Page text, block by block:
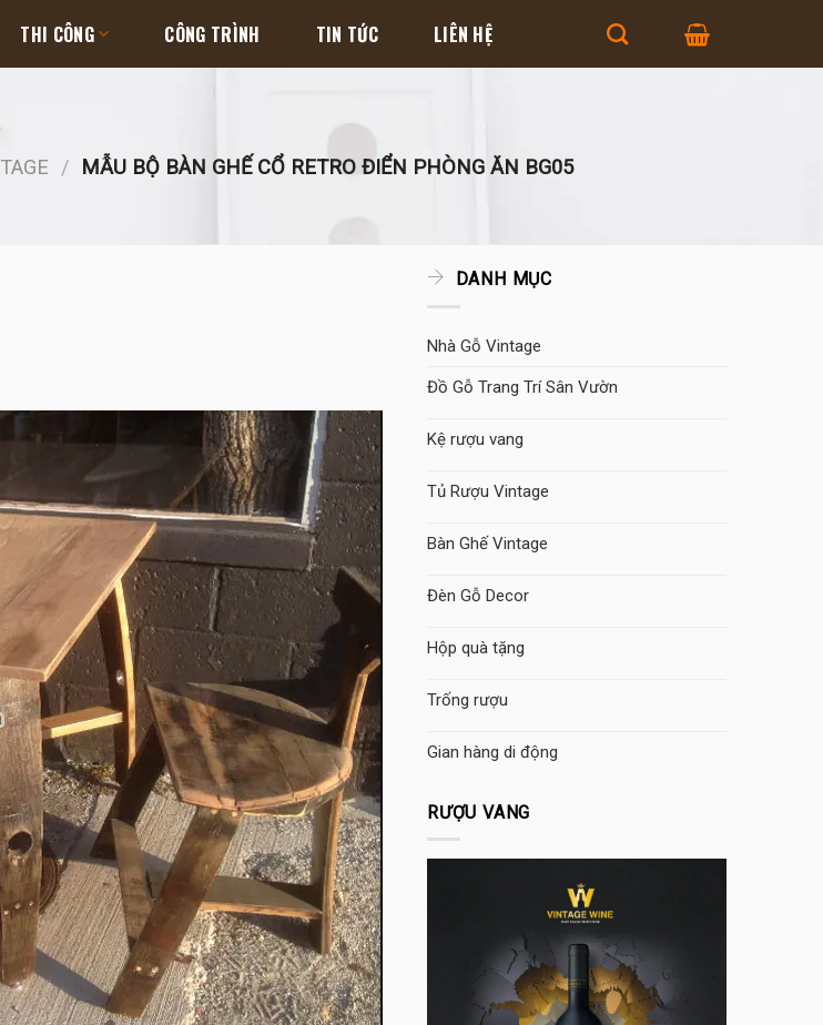
THI CÔNG CÔNG TRÌNH TIN TỨC LIÊN HỆ
/ MẪU BỘ BÀN GHẾ CỔ RETRO ĐIỂN PHÒNG ĂN BG05
DANH MỤC
Nhà Gỗ Vintage
Đồ Gỗ Trang Trí Sân Vườn
Kệ rượu vang
Tủ Rượu Vintage
Bàn Ghế Vintage
Đèn Gỗ Decor
Hộp quà tặng
Trống rượu
Gian hàng di động
RƯỢU VANG